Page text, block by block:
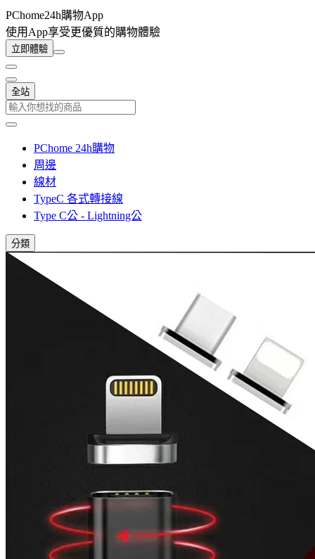
PChome24h購物App
使用App享受更優質的購物體驗
立即體驗
全站
PChome 24h購物
周邊
線材
TypeC 各式轉接線
Type C公 - Lightning公
分類